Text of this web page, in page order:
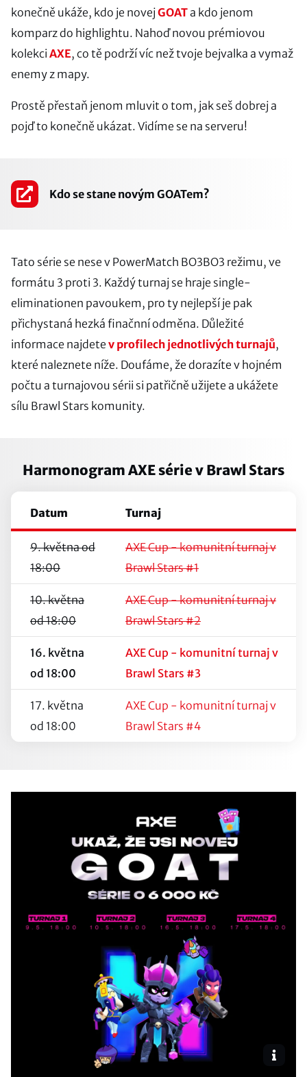
konečně ukáže, kdo je novejGOATa kdo jenom
komparz do highlightu. Nahoď novou prémiovou
kolekci AXE, co tě podrží víc než tvoje bejvalka a vymaž
enemy z mapy.
Prostě přestaň jenom mluvit o tom, jak seš dobrej a
pojď to konečně ukázat. Vidíme se na serveru!
Kdo se stane novým GOATem?
Tato série se nese v PowerMatch BO3BO3 režimu, ve
formátu 3 proti 3. Každý turnaj se hraje single-
eliminationen pavoukem, pro ty nejlepší je pak
přichystaná hezká finačnní odměna. Důležité
informace najdete v profilech jednotlivých turnajů,
které naleznete níže. Doufáme, že dorazíte v hojném
počtu a turnajovou sérii si patřičně užijete a ukážete
sílu Brawl Stars komunity.
Harmonogram AXE série v Brawl Stars
Datum Turnaj
9. května od
18:00
AXE Cup - komunitní turnaj v
Brawl Stars #1
10. května
od 18:00
AXE Cup - komunitní turnaj v
Brawl Stars #2
16. května
od 18:00
AXE Cup - komunitní turnaj v
Brawl Stars #3
17. května
od 18:00
AXE Cup - komunitní turnaj v
Brawl Stars #4